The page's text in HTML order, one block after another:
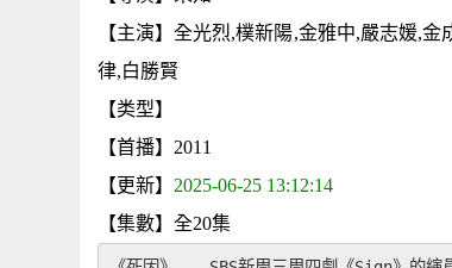
【主演】全光烈,樸新陽,金雅中,嚴志媛,
律,白勝賢
【类型】
【首播】2011
【更新】 2025-06-25 13:12:14
【集數】全20集